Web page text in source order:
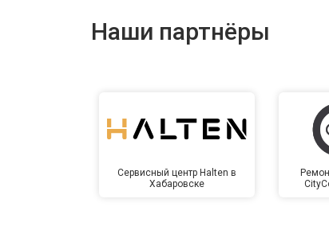
Наши партнёры
Сервисный центр Halten в
Хабаровске